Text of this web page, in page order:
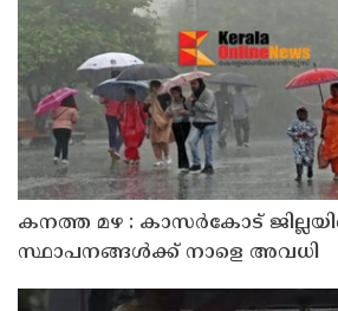
കനത്ത മഴ : കാസർകോട്
സ്ഥാപനങ്ങൾക്ക് നാളെ അവധി